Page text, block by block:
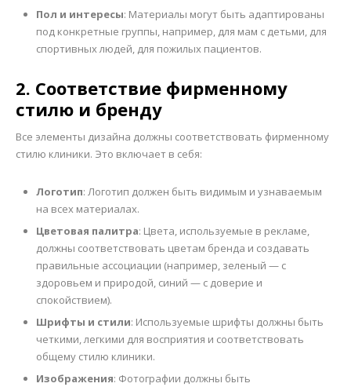
Пол и интересы: Материалы могут быть адаптированы
под конкретные группы, например, для мам с детьми, для
спортивных людей, для пожилых пациентов.
2. Соответствие фирменному
стилю и бренду
Все элементы дизайна должны соответствовать фирменному
стилю клиники. Это включает в себя:
Логотип: Логотип должен быть видимым и узнаваемым
на всех материалах.
Цветовая палитра: Цвета, используемые в рекламе,
должны соответствовать цветам бренда и создавать
правильные ассоциации (например, зеленый — с
здоровьем и природой, синий — с доверие и
спокойствием).
Шрифты и стили: Используемые шрифты должны быть
четкими, легкими для восприятия и соответствовать
общему стилю клиники.
Изображения: Фотографии должны быть